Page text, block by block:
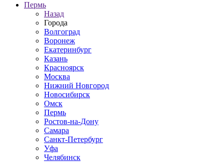
Пермь
Назад
Города
Волгоград
Воронеж
Екатеринбург
Казань
Красноярск
Москва
Нижний Новгород
Новосибирск
Омск
Пермь
Ростов-на-Дону
Самара
Санкт-Петербург
Уфа
Челябинск